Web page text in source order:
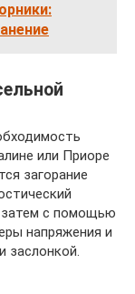
или Приоре
загорание
затем с помощью
напряжения и
заслонкой.